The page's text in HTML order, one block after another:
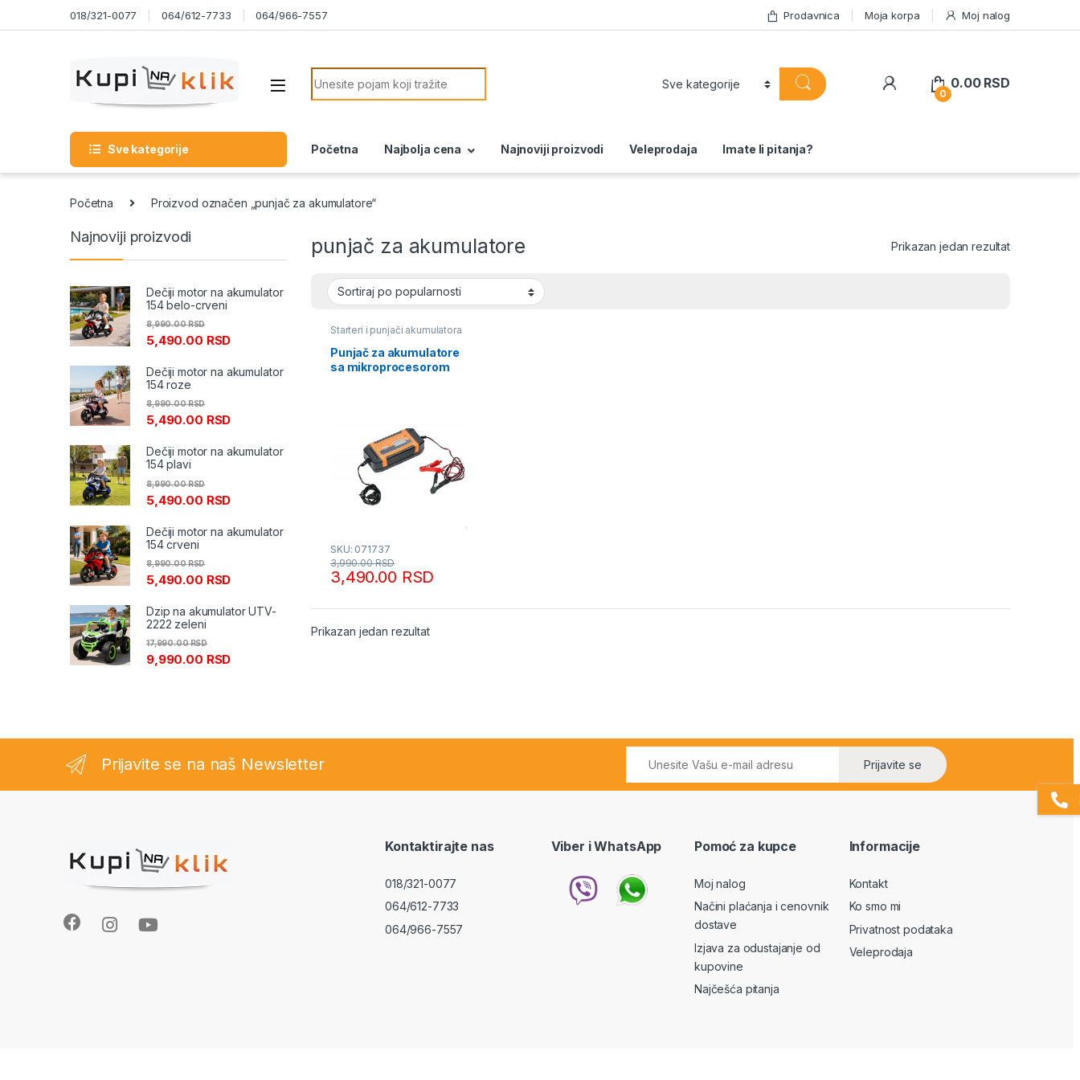
Skip to navigation018/321-0077 064/612-7733 064/966-7557 Prodavnica Moja korpa Moj nalog
Search for:
0
0.00 RSD
Sve kategorije Početna Najbolja cena Najnoviji proizvodi Veleprodaja Imate li pitanja?
Početna Proizvod označen „punjač za akumulatore“
punjač za akumulatore Prikazan jedan rezultat
Starteri i punjači akumulatora
Punjač za akumulatore
sa mikroprocesorom
SKU: 071737
3,490.00 RSD
3,990.00RSD
Prikazan jedan rezultat
Najnoviji proizvodi
Dečiji motor na akumulator
154 belo-crveni
5,490.00 RSD
8,990.00RSD
Dečiji motor na akumulator
154 roze
5,490.00 RSD
8,990.00RSD
Dečiji motor na akumulator
154 plavi
5,490.00 RSD
8,990.00RSD
Dečiji motor na akumulator
154 crveni
5,490.00 RSD
8,990.00RSD
Dzip na akumulator UTV-
2222 zeleni
9,990.00 RSD
17,990.00RSD
Prijavite se na naš Newsletter Prijavite se
Kontaktirajte nas
018/321-0077
064/612-7733
064/966-7557
Viber i WhatsApp Pomoć za kupce
Moj nalog
Načini plaćanja i cenovnik
dostave
Izjava za odustajanje od
kupovine
Najčešća pitanja
Informacije
Kontakt
Ko smo mi
Privatnost podataka
Veleprodaja